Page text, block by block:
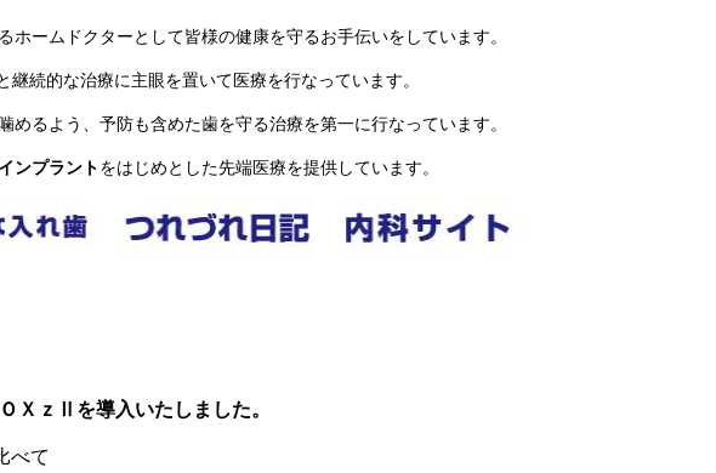
ホームドクターとして皆様の健康を守るお手伝いをしています。
継続的な治療に主眼を置いて医療を行なっています。
めるよう、予防も含めた歯を守る治療を第一に行なっています。
インプラント をはじめとした先端医療を提供しています。
ＸｚⅡを導入いたしました。
べて